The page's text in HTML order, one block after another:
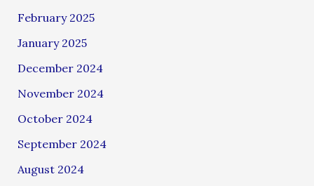
February 2025
January 2025
December 2024
November 2024
October 2024
September 2024
August 2024